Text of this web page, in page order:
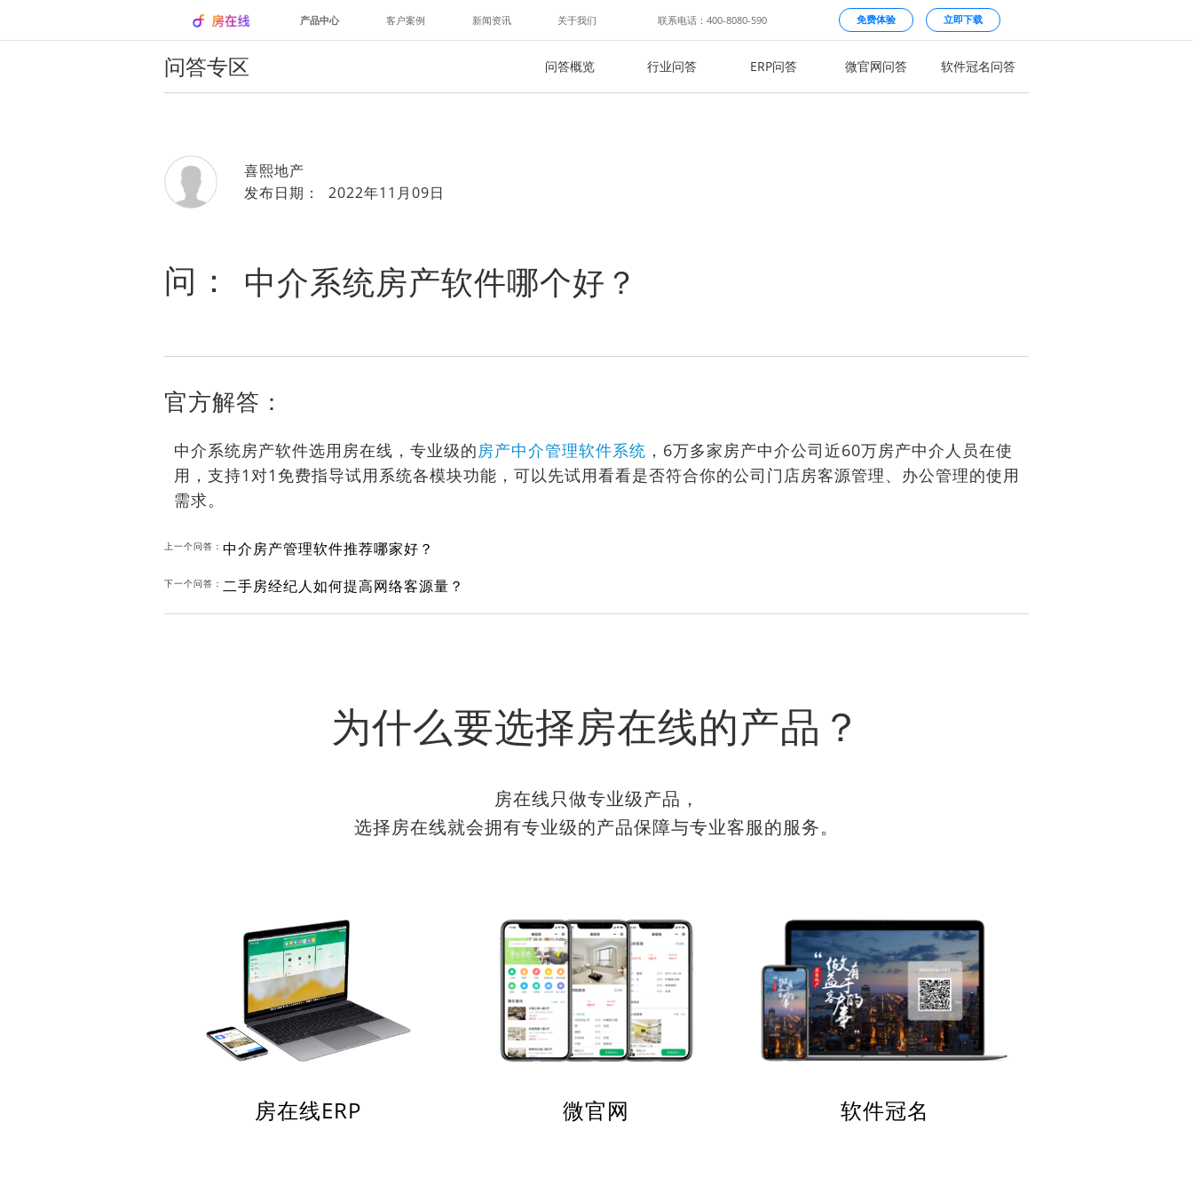
产品中心 客户案例 新闻资讯 关于我们 联系电话：400-8080-590 免费体验 立即下载
问答专区 问答概览 行业问答 ERP问答 微官网问答 软件冠名问答
喜熙地产
发布日期： 2022年11月09日
问： 中介系统房产软件哪个好？
官方解答：
中介系统房产软件选用房在线，专业级的房产中介管理软件系统 ，6万多家房产中介公司近60万房产中介人员在使
用，支持1对1免费指导试用系统各模块功能，可以先试用看看是否符合你的公司门店房客源管理、办公管理的使用
需求。
上一个问答： 中介房产管理软件推荐哪家好？
下一个问答： 二手房经纪人如何提高网络客源量？
为什么要选择房在线的产品？
房在线只做专业级产品，
选择房在线就会拥有专业级的产品保障与专业客服的服务。
房在线ERP 微官网 软件冠名